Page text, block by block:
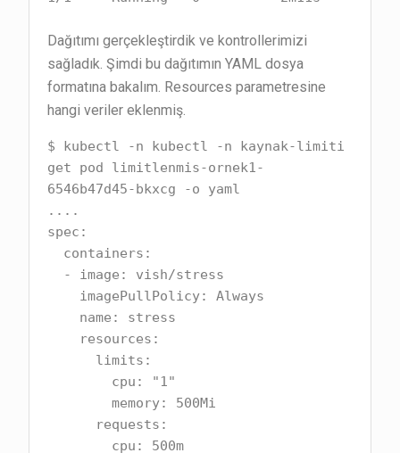
Dağıtımı gerçekleştirdik ve kontrollerimizi
sağladık. Şimdi bu dağıtımın YAML dosya
formatına bakalım. Resources parametresine
hangi veriler eklenmiş.
$ kubectl -n kubectl -n kaynak-limiti
get pod limitlenmis-ornek1-
6546b47d45-bkxcg -o yaml
....
spec:
        memory: 500Mi